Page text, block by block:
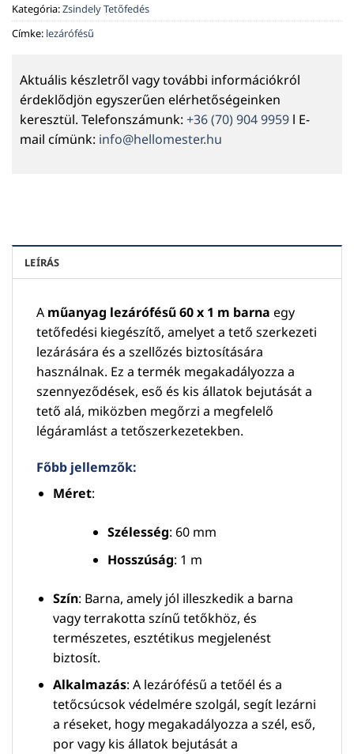
Kategória:Zsindely Tetőfedés
Címke: lezárófésű
Aktuális készletről vagy további információkról
érdeklődjön egyszerűen elérhetőségeinken
keresztül. Telefonszámunk: +36 (70) 904 9959 l E-
mail címünk: info@hellomester.hu
LEÍRÁS
A műanyag lezárófésű 60 x 1 m barna egy
tetőfedési kiegészítő, amelyet a tető szerkezeti
lezárására és a szellőzés biztosítására
használnak. Ez a termék megakadályozza a
szennyeződések, eső és kis állatok bejutását a
tető alá, miközben megőrzi a megfelelő
légáramlást a tetőszerkezetekben.
Főbb jellemzők:
Méret:
Szélesség: 60 mm
Hosszúság: 1 m
Szín: Barna, amely jól illeszkedik a barna
vagy terrakotta színű tetőkhöz, és
természetes, esztétikus megjelenést
biztosít.
Alkalmazás: A lezárófésű a tetőél és a
tetőcsúcsok védelmére szolgál, segít lezárni
a réseket, hogy megakadályozza a szél, eső,
por vagy kis állatok bejutását a